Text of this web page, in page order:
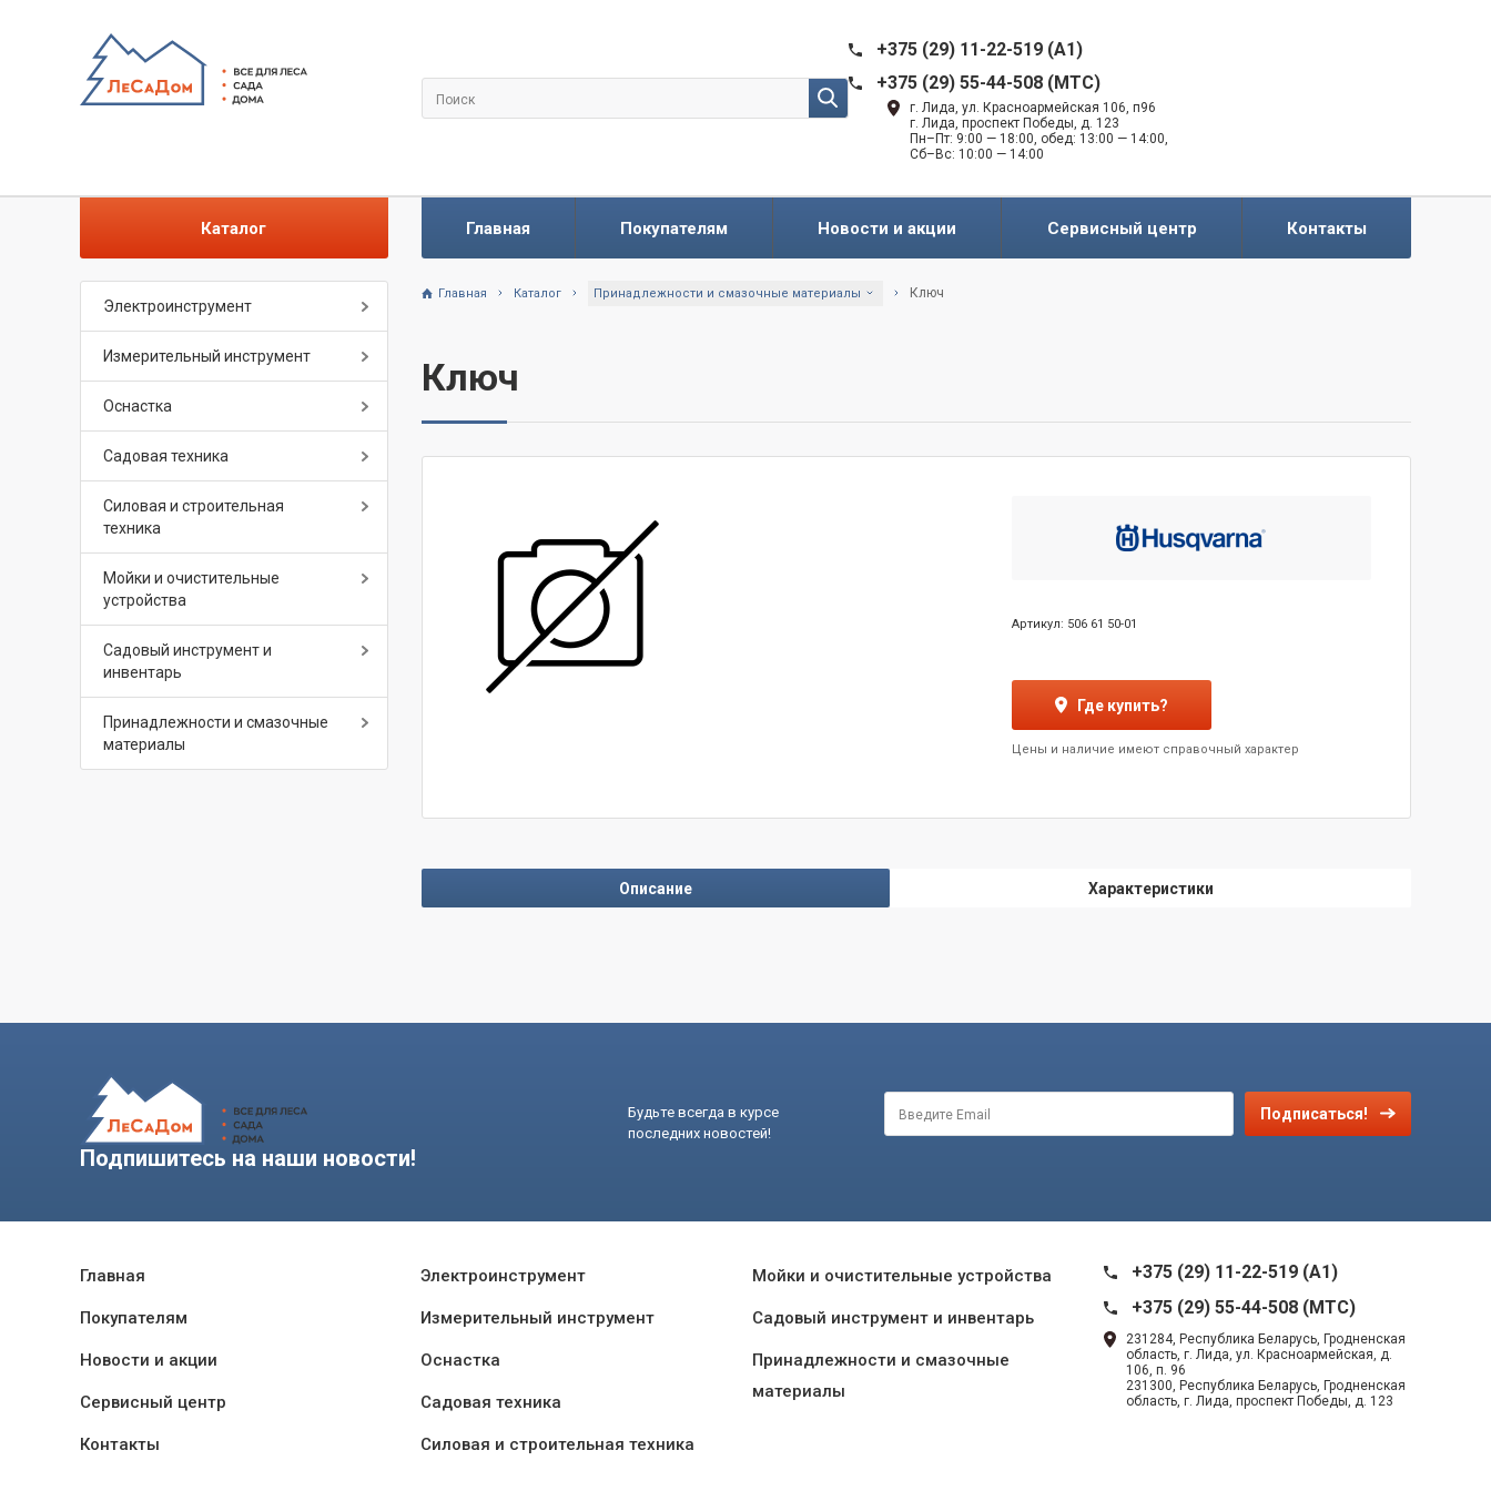
+375 (29) 11-22-519 (A1)
+375 (29) 55-44-508 (MTC)
г. Лида, ул. Красноармейская 106, п96
г. Лида, проспект Победы, д. 123
Пн–Пт: 9:00 — 18:00, обед: 13:00 — 14:00,
Сб–Вс: 10:00 — 14:00
Каталог Главная Покупателям Новости и акции Сервисный центр Контакты
Электроинструмент
Измерительный инструмент
Оснастка
Садовая техника
Силовая и строительная
техника
Мойки и очистительные
устройства
Садовый инструмент и
инвентарь
Принадлежности и смазочные
материалы
Главная Каталог Принадлежности и смазочные материалы Ключ
Ключ
Артикул: 506 61 50-01
Где купить?
Цены и наличие имеют справочный характер
Описание Характеристики
Подпишитесь на наши новости!
Будьте всегда в курсе
последних новостей!
Подписаться!
Главная
Покупателям
Новости и акции
Сервисный центр
Контакты
Электроинструмент
Измерительный инструмент
Оснастка
Садовая техника
Силовая и строительная техника
Мойки и очистительные устройства
Садовый инструмент и инвентарь
Принадлежности и смазочные
материалы
+375 (29) 11-22-519 (A1)
+375 (29) 55-44-508 (MTC)
231284, Республика Беларусь, Гродненская
область, г. Лида, ул. Красноармейская, д.
106, п. 96
231300, Республика Беларусь, Гродненская
область, г. Лида, проспект Победы, д. 123